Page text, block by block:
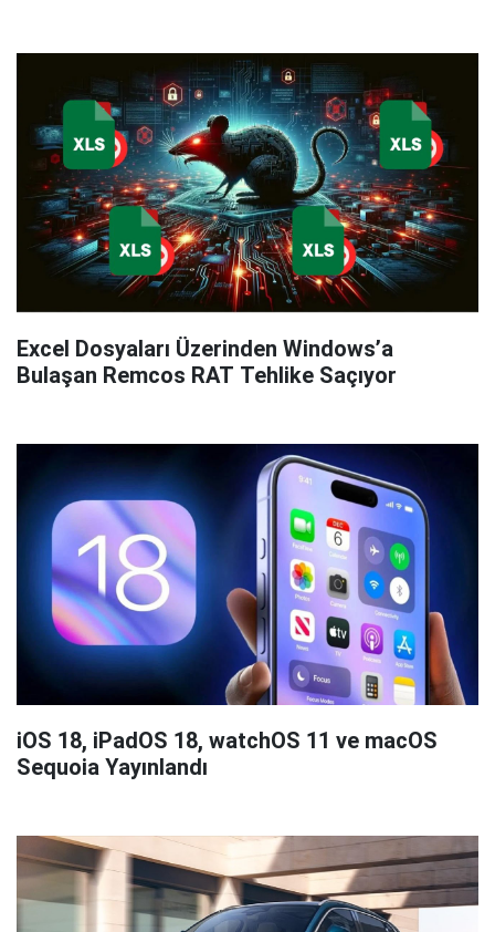
Excel Dosyaları Üzerinden Windows’a
Bulaşan Remcos RAT Tehlike Saçıyor
iOS 18, iPadOS 18, watchOS 11 ve macOS
Sequoia Yayınlandı